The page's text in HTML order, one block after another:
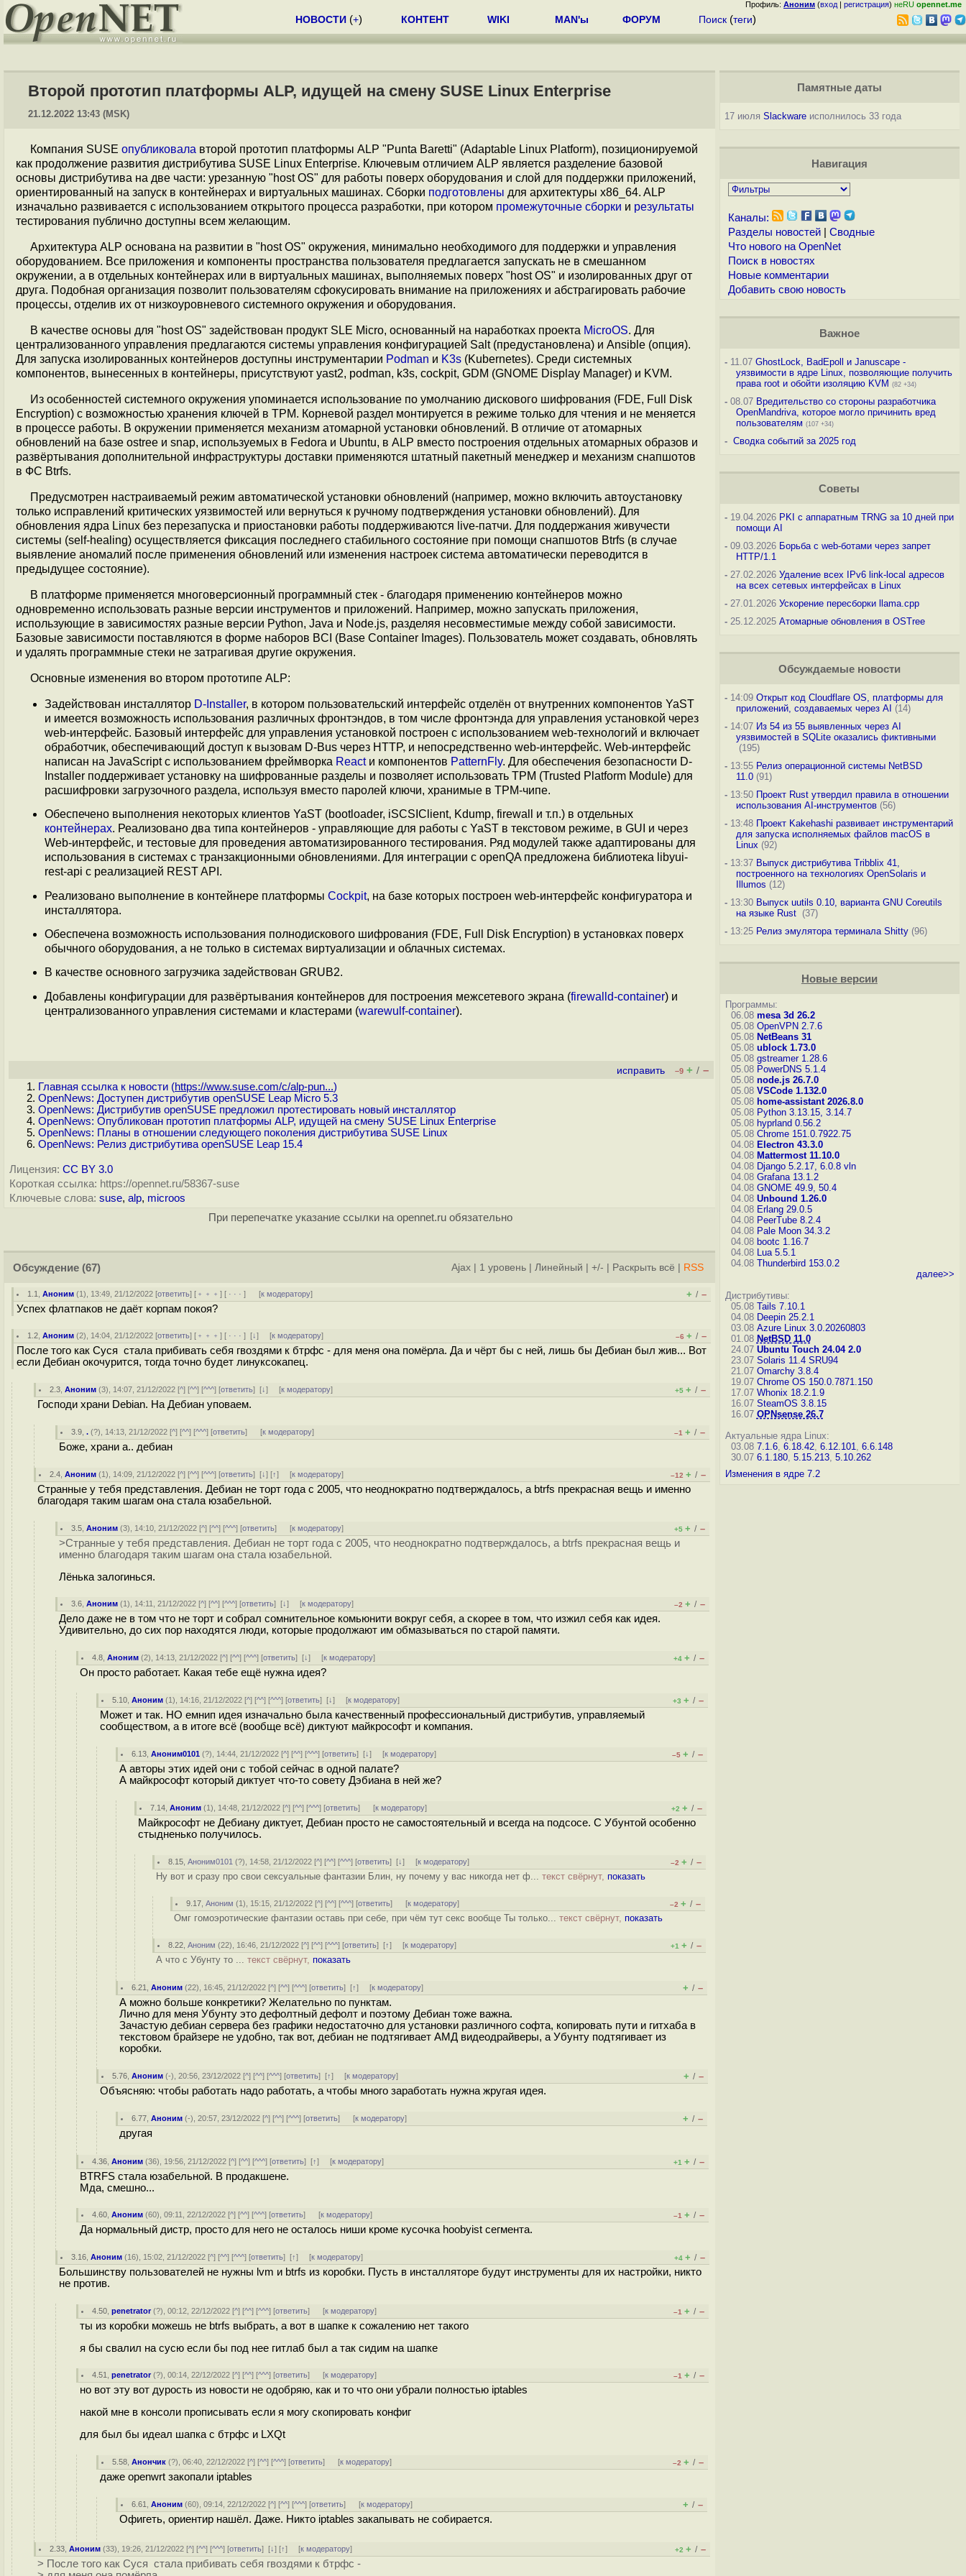
Профиль: Аноним (вход | регистрация) неRU opennet.me
НОВОСТИ (+) КОНТЕНТ WIKI MAN'ы ФОРУМ Поиск (теги)
Второй прототип платформы ALP, идущей на смену SUSE Linux Enterprise
21.12.2022 13:43 (MSK)
Компания SUSE опубликовала второй прототип платформы ALP "Punta Baretti" (Adaptable Linux Platform), позиционируемой
как продолжение развития дистрибутива SUSE Linux Enterprise. Ключевым отличием ALP является разделение базовой
основы дистрибутива на две части: урезанную "host OS" для работы поверх оборудования и слой для поддержки приложений,
ориентированный на запуск в контейнерах и виртуальных машинах. Сборки подготовлены для архитектуры x86_64. ALP
изначально развивается с использованием открытого процесса разработки, при котором промежуточные сборки и результаты
тестирования публично доступны всем желающим.
Архитектура ALP основана на развитии в "host OS" окружения, минимально необходимого для поддержки и управления
оборудованием. Все приложения и компоненты пространства пользователя предлагается запускать не в смешанном
окружении, а в отдельных контейнерах или в виртуальных машинах, выполняемых поверх "host OS" и изолированных друг от
друга. Подобная организация позволит пользователям сфокусировать внимание на приложениях и абстрагировать рабочие
процессы, отделив их от низкоуровневого системного окружения и оборудования.
В качестве основы для "host OS" задействован продукт SLE Micro, основанный на наработках проекта MicroOS. Для
централизованного управления предлагаются системы управления конфигурацией Salt (предустановлена) и Ansible (опция).
Для запуска изолированных контейнеров доступны инструментарии Podman и K3s (Kubernetes). Среди системных
компонентов, вынесенных в контейнеры, присутствуют yast2, podman, k3s, cockpit, GDM (GNOME Display Manager) и KVM.
Из особенностей системного окружения упоминается использование по умолчанию дискового шифрования (FDE, Full Disk
Encryption) с возможностью хранения ключей в TPM. Корневой раздел монтируется в режиме только для чтения и не меняется
в процессе работы. В окружении применяется механизм атомарной установки обновлений. В отличие от атомарных
обновлений на базе ostree и snap, используемых в Fedora и Ubuntu, в ALP вместо построения отдельных атомарных образов и
развёртывания дополнительной инфраструктуры доставки применяются штатный пакетный менеджер и механизм снапшотов
в ФС Btrfs.
Предусмотрен настраиваемый режим автоматической установки обновлений (например, можно включить автоустановку
только исправлений критических уязвимостей или вернуться к ручному подтверждения установки обновлений). Для
обновления ядра Linux без перезапуска и приостановки работы поддерживаются live-патчи. Для поддержания живучести
системы (self-healing) осуществляется фиксация последнего стабильного состояние при помощи снапшотов Btrfs (в случае
выявление аномалий после применения обновлений или изменения настроек система автоматически переводится в
предыдущее состояние).
В платформе применяется многоверсионный программный стек - благодаря применению контейнеров можно
одновременно использовать разные версии инструментов и приложений. Например, можно запускать приложения,
использующие в зависимостях разные версии Python, Java и Node.js, разделяя несовместимые между собой зависимости.
Базовые зависимости поставляются в форме наборов BCI (Base Container Images). Пользователь может создавать, обновлять
и удалять программные стеки не затрагивая другие окружения.
Основные изменения во втором прототипе ALP:
Задействован инсталлятор D-Installer, в котором пользовательский интерфейс отделён от внутренних компонентов YaST
и имеется возможность использования различных фронтэндов, в том числе фронтэнда для управления установкой через
web-интерфейс. Базовый интерфейс для управления установкой построен с использованием web-технологий и включает
обработчик, обеспечивающий доступ к вызовам D-Bus через HTTP, и непосредственно web-интерфейс. Web-интерфейс
написан на JavaScript с использованием фреймворка Reactи компонентов PatternFly. Для обеспечения безопасности D-
Installer поддерживает установку на шифрованные разделы и позволяет использовать TPM (Trusted Platform Module) для
расшифровки загрузочного раздела, используя вместо паролей ключи, хранимые в TPM-чипе.
Обеспечено выполнения некоторых клиентов YaST (bootloader, iSCSIClient, Kdump, firewall и т.п.) в отдельных
контейнерах. Реализовано два типа контейнеров - управляющие для работы с YaST в текстовом режиме, в GUI и через
Web-интерфейс, и тестовые для проведения автоматизированного тестирования. Ряд модулей также адаптированы для
использования в системах с транзакционными обновлениями. Для интеграции с openQA предложена библиотека libyui-
rest-api с реализацией REST API.
Реализовано выполнение в контейнере платформы Cockpit, на базе которых построен web-интерфейс конфигуратора и
инсталлятора.
Обеспечена возможность использования полнодискового шифрования (FDE, Full Disk Encryption) в установках поверх
обычного оборудования, а не только в системах виртуализации и облачных системах.
В качестве основного загрузчика задействован GRUB2.
Добавлены конфигурации для развёртывания контейнеров для построения межсетевого экрана (firewalld-container) и
централизованного управления системами и кластерами (warewulf-container).
исправить –9 + / –
Главная ссылка к новости (https://www.suse.com/c/alp-pun...)
OpenNews: Доступен дистрибутив openSUSE Leap Micro 5.3
OpenNews: Дистрибутив openSUSE предложил протестировать новый инсталлятор
OpenNews: Опубликован прототип платформы ALP, идущей на смену SUSE Linux Enterprise
OpenNews: Планы в отношении следующего поколения дистрибутива SUSE Linux
OpenNews: Релиз дистрибутива openSUSE Leap 15.4
Лицензия: CC BY 3.0
Короткая ссылка: https://opennet.ru/58367-suse
Ключевые слова: suse, alp, microos
При перепечатке указание ссылки на opennet.ru обязательно
Обсуждение (67) Ajax 1 уровень Линейный +/- Раскрыть всё RSS
1.1 ,Аноним (1), 13:49, 21/12/2022 [ответить] [ ﹢﹢﹢] [ · · ·] [к модератору] + / –
Успех флатпаков не даёт корпам покоя?
1.2 ,Аноним (2), 14:04, 21/12/2022 [ответить] [ ﹢﹢﹢] [ · · ·][↓] [к модератору] –6 + / –
После того как Суся стала прибивать себя гвоздями к бтрфс - для меня она помёрла. Да и чёрт бы с ней, лишь бы Дебиан был жив... Вот
если Дебиан окочурится, тогда точно будет линуксокапец.
2.3 ,Аноним (3), 14:07, 21/12/2022 [^] [^^] [^^^] [ответить][↓] [к модератору] +5 + / –
Господи храни Debian. На Дебиан уповаем.
3.9 ,. (?), 14:13, 21/12/2022 [^] [^^] [^^^] [ответить] [к модератору] –1 + / –
Боже, храни а.. дебиан
2.4 ,Аноним (1), 14:09, 21/12/2022 [^] [^^] [^^^] [ответить][↓] [↑] [к модератору] –12 + / –
Странные у тебя представления. Дебиан не торт года с 2005, что неоднократно подтверждалось, а btrfs прекрасная вещь и именно
благодаря таким шагам она стала юзабельной.
3.5 ,Аноним (3), 14:10, 21/12/2022 [^] [^^] [^^^] [ответить] [к модератору] +5 + / –
>Странные у тебя представления. Дебиан не торт года с 2005, что неоднократно подтверждалось, а btrfs прекрасная вещь и
именно благодаря таким шагам она стала юзабельной.
Лёнька залогинься.
3.6 ,Аноним (1), 14:11, 21/12/2022 [^] [^^] [^^^] [ответить][↓] [к модератору] –2 + / –
Дело даже не в том что не торт и собрал сомнительное комьюнити вокруг себя, а скорее в том, что изжил себя как идея.
Удивительно, до сих пор находятся люди, которые продолжают им обмазываться по старой памяти.
4.8 ,Аноним (2), 14:13, 21/12/2022 [^] [^^] [^^^] [ответить][↓] [к модератору] +4 + / –
Он просто работает. Какая тебе ещё нужна идея?
5.10 ,Аноним (1), 14:16, 21/12/2022 [^] [^^] [^^^] [ответить][↓] [к модератору] +3 + / –
Может и так. НО емнип идея изначально была качественный профессиональный дистрибутив, управляемый
сообществом, а в итоге всё (вообще всё) диктуют майкрософт и компания.
6.13 ,Аноним0101 (?), 14:44, 21/12/2022 [^] [^^] [^^^] [ответить][↓] [к модератору] –5 + / –
А авторы этих идей они с тобой сейчас в одной палате?
А майкрософт который диктует что-то совету Дэбиана в ней же?
7.14 ,Аноним (1), 14:48, 21/12/2022 [^] [^^] [^^^] [ответить] [к модератору] +2 + / –
Майкрософт не Дебиану диктует, Дебиан просто не самостоятельный и всегда на подсосе. С Убунтой особенно
стыдненько получилось.
8.15 ,Аноним0101 (?), 14:58, 21/12/2022 [^] [^^] [^^^] [ответить][↓] [к модератору] –2 + / –
Ну вот и сразу про свои сексуальные фантазии Блин, ну почему у вас никогда нет ф... текст свёрнут, показать
9.17 ,Аноним (1), 15:15, 21/12/2022 [^] [^^] [^^^] [ответить] [к модератору] –2 + / –
Омг гомоэротические фантазии оставь при себе, при чём тут секс вообще Ты только... текст свёрнут, показать
8.22 ,Аноним (22), 16:46, 21/12/2022 [^] [^^] [^^^] [ответить][↑] [к модератору] +1 + / –
А что с Убунту то ... текст свёрнут, показать
6.21 ,Аноним (22), 16:45, 21/12/2022 [^] [^^] [^^^] [ответить][↑] [к модератору] + / –
А можно больше конкретики? Желательно по пунктам.
Лично для меня Убунту это дефолтный дефолт и поэтому Дебиан тоже важна.
Зачастую дебиан сервера без графики недостаточно для установки различного софта, копировать пути и гитхаба в
текстовом брайзере не удобно, так вот, дебиан не подтягивает АМД видеодрайверы, а Убунту подтягивает из
коробки.
5.76 ,Аноним (-), 20:56, 23/12/2022 [^] [^^] [^^^] [ответить][↑] [к модератору] + / –
Объясняю: чтобы работать надо работать, а чтобы много заработать нужна жругая идея.
6.77 ,Аноним (-), 20:57, 23/12/2022 [^] [^^] [^^^] [ответить] [к модератору] + / –
другая
4.36 ,Аноним (36), 19:56, 21/12/2022 [^] [^^] [^^^] [ответить][↑] [к модератору] +1 + / –
BTRFS стала юзабельной. В продакшене.
Мда, смешно...
4.60 ,Аноним (60), 09:11, 22/12/2022 [^] [^^] [^^^] [ответить] [к модератору] –1 + / –
Да нормальный дистр, просто для него не осталось ниши кроме кусочка hoobyist сегмента.
3.16 ,Аноним (16), 15:02, 21/12/2022 [^] [^^] [^^^] [ответить][↑] [к модератору] +4 + / –
Большинству пользователей не нужны lvm и btrfs из коробки. Пусть в инсталляторе будут инструменты для их настройки, никто
не против.
4.50 ,penetrator(?), 00:12, 22/12/2022 [^] [^^] [^^^] [ответить] [к модератору] –1 + / –
ты из коробки можешь не btrfs выбрать, а вот в шапке к сожалению нет такого
я бы свалил на сусю если бы под нее гитлаб был а так сидим на шапке
4.51 ,penetrator(?), 00:14, 22/12/2022 [^] [^^] [^^^] [ответить] [к модератору] –1 + / –
но вот эту вот дурость из новости не одобряю, как и то что они убрали полностью iptables
накой мне в консоли прописывать если я могу скопировать конфиг
для был бы идеал шапка с бтрфс и LXQt
5.58 ,Анончик (?), 06:40, 22/12/2022 [^] [^^] [^^^] [ответить] [к модератору] –2 + / –
даже openwrt закопали iptables
6.61 ,Аноним (60), 09:14, 22/12/2022 [^] [^^] [^^^] [ответить] [к модератору] + / –
Офигеть, ориентир нашёл. Даже. Никто iptables закапывать не собирается.
2.33 ,Аноним (33), 19:26, 21/12/2022 [^] [^^] [^^^] [ответить][↓] [↑] [к модератору] +2 + / –
> После того как Суся стала прибивать себя гвоздями к бтрфс -
Памятные даты
17 июля Slackwareисполнилось 33 года
Навигация
Каналы:
Разделы новостей| Сводные
Что нового на OpenNet
Поиск в новостях
Новые комментарии
Добавить свою новость
Важное
-11.07 GhostLock, BadEpoll и Januscape -
уязвимости в ядре Linux, позволяющие получить
права root и обойти изоляцию KVM (82 +34)
-08.07 Вредительство со стороны разработчика
OpenMandriva, которое могло причинить вред
пользователям (107 +34)
- Сводка событий за 2025 год
Советы
-19.04.2026 PKI с аппаратным TRNG за 10 дней при
помощи AI
-09.03.2026 Борьба с web-ботами через запрет
HTTP/1.1
-27.02.2026 Удаление всех IPv6 link-local адресов
на всех сетевых интерфейсах в Linux
-27.01.2026 Ускорение пересборки llama.cpp
-25.12.2025 Атомарные обновления в OSTree
Обсуждаемые новости
-14:09 Открыт код Cloudflare OS, платформы для
приложений, создаваемых через AI (14)
-14:07 Из 54 из 55 выявленных через AI
уязвимостей в SQLite оказались фиктивными
(195)
-13:55 Релиз операционной системы NetBSD
11.0(91)
-13:50 Проект Rust утвердил правила в отношении
использования AI-инструментов(56)
-13:48 Проект Kakehashi развивает инструментарий
для запуска исполняемых файлов macOS в
Linux (92)
-13:37 Выпуск дистрибутива Tribblix 41,
построенного на технологиях OpenSolaris и
Illumos (12)
-13:30 Выпуск uutils 0.10, варианта GNU Coreutils
на языке Rust (37)
-13:25 Релиз эмулятора терминала Shitty(96)
Новые версии
Программы:
06.08 mesa 3d 26.2
05.08 OpenVPN 2.7.6
05.08 NetBeans 31
05.08 ublock 1.73.0
05.08 gstreamer 1.28.6
05.08 PowerDNS 5.1.4
05.08 node.js 26.7.0
05.08 VSCode 1.132.0
05.08 home-assistant 2026.8.0
05.08 Python 3.13.15, 3.14.7
05.08 hyprland 0.56.2
05.08 Chrome 151.0.7922.75
04.08 Electron 43.3.0
04.08 Mattermost 11.10.0
04.08 Django 5.2.17, 6.0.8 vln
04.08 Grafana 13.1.2
04.08 GNOME 49.9, 50.4
04.08 Unbound 1.26.0
04.08 Erlang 29.0.5
04.08 PeerTube 8.2.4
04.08 Pale Moon 34.3.2
04.08 bootc 1.16.7
04.08 Lua 5.5.1
04.08 Thunderbird 153.0.2
далее>>
Дистрибутивы:
05.08 Tails 7.10.1
04.08 Deepin 25.2.1
03.08 Azure Linux 3.0.20260803
01.08 NetBSD 11.0
24.07 Ubuntu Touch 24.04 2.0
23.07 Solaris 11.4 SRU94
21.07 Omarchy 3.8.4
19.07 Chrome OS 150.0.7871.150
17.07 Whonix 18.2.1.9
16.07 SteamOS 3.8.15
16.07 OPNsense 26.7
Актуальные ядра Linux:
03.08 7.1.6, 6.18.42, 6.12.101, 6.6.148
30.07 6.1.180, 5.15.213, 5.10.262
Изменения в ядре 7.2